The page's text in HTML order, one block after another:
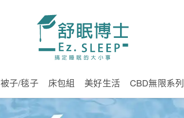
被子/毯子 床包組 美好生活 CBD無限系列
舒眠博士-翡翠極凍美肌床包，多入組體驗
限時優惠!!2日 14時 35分 10秒